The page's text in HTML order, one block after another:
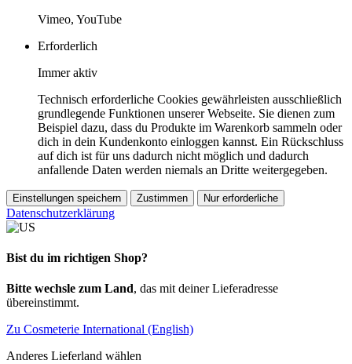
Vimeo, YouTube
Erforderlich
Immer aktiv
Technisch erforderliche Cookies gewährleisten ausschließlich
grundlegende Funktionen unserer Webseite. Sie dienen zum
Beispiel dazu, dass du Produkte im Warenkorb sammeln oder
dich in dein Kundenkonto einloggen kannst. Ein Rückschluss
auf dich ist für uns dadurch nicht möglich und dadurch
anfallende Daten werden niemals an Dritte weitergegeben.
Einstellungen speichern Zustimmen Nur erforderliche
Datenschutzerklärung
Bist du im richtigen Shop?
Bitte wechsle zum Land, das mit deiner Lieferadresse
übereinstimmt.
Zu Cosmeterie International (English)
Anderes Lieferland wählen